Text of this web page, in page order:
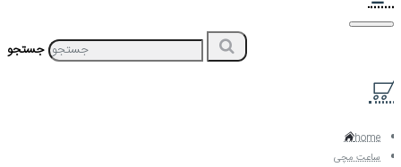
جستجو
home
ساعت مچی